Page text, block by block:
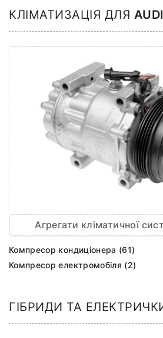
КЛІМАТИЗАЦІЯ ДЛЯ
Агрегати кліматичної
Компресор кондиціонера (61)
Компресор електромобіля (2)
ГІБРИДИ ТА